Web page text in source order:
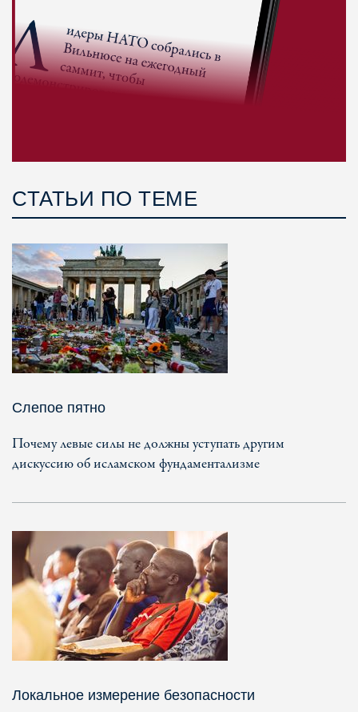
СТАТЬИ ПО ТЕМЕ
Слепое пятно
Почему левые силы не должны уступать другим
дискуссию об исламском фундаментализме
Локальное измерение безопасности